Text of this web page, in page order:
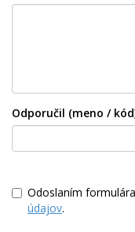
Odporučil (meno /
Odoslaním
údajov.